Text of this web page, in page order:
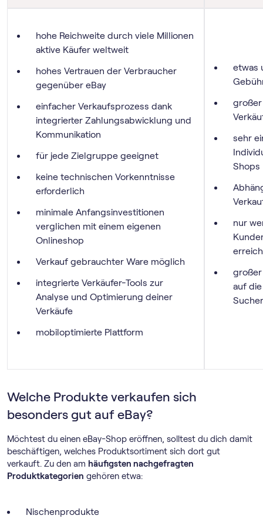
hohe Reichweite durch viele Millionen
aktive Käufer weltweit
hohes Vertrauen der Verbraucher
gegenüber eBay
einfacher Verkaufsprozess dank
integrierter Zahlungsabwicklung und
Kommunikation
für jede Zielgruppe geeignet
keine technischen Vorkenntnisse
erforderlich
minimale Anfangsinvestitionen
verglichen mit einem eigenen
Onlineshop
Verkauf gebrauchter Ware möglich
integrierte Verkäufer-Tools zur
Analyse und Optimierung deiner
Verkäufe
mobiloptimierte Plattform
etwas
sehr
Shops
nur
großer
auf
Welche Produkte verkaufen sich
besonders gut auf eBay?
Möchtest du einen eBay-Shop eröffnen, solltest du dich damit
beschäftigen, welches Produktsortiment sich dort gut
verkauft. Zu den am häufigsten nachgefragten
Produktkategorien gehören etwa:
Nischenprodukte